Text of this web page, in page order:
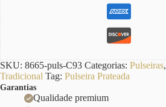
SKU: 8665-puls-C93 Categorias: Pulseiras,
Tradicional Tag: Pulseira Prateada
Garantias
Qualidade premium